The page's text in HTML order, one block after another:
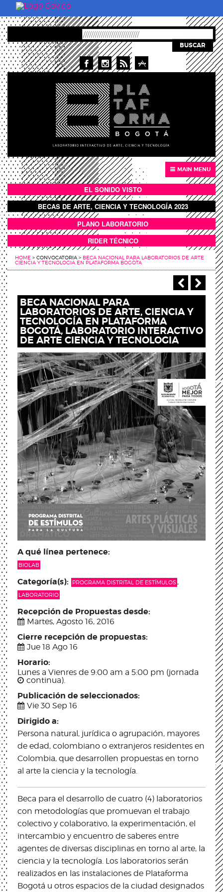
Pasar al contenido principal
BUSCAR
MAIN MENU
BOTÓN SONIDO VISTO
EL SONIDO VISTO
BOTON DOMO LLENO
BECAS DE ARTE, CIENCIA Y TECNOLOGÍA 2023
ANEXOS
PLANO LABORATORIO
RIDER TÉCNICO
HOME > CONVOCATORIA > BECA NACIONAL PARA LABORATORIOS DE ARTE
CIENCIA Y TECNOLOGIA EN PLATAFORMA BOGOTA
‹
BECA NACIONAL PARA
LABORATORIOS DE ARTE, CIENCIA Y
TECNOLOGÍA EN PLATAFORMA
BOGOTÁ, LABORATORIO INTERACTIVO
DE ARTE CIENCIA Y TECNOLOGIA
A qué línea pertenece:
BIOLAB
Categoría(s): PROGRAMA DISTRITAL DE ESTÍMULOS ,
LABORATORIO
Recepción de Propuestas desde:
Martes, Agosto 16, 2016
Cierre recepción de propuestas:
Jue 18 Ago 16
Horario:
Lunes a Vienres de 9:00 am a 5:00 pm (jornada
continua).
Publicación de seleccionados:
Vie 30 Sep 16
Dirigido a:
Persona natural, jurídica o agrupación, mayores
de edad, colombiano o extranjeros residentes en
Colombia, que desarrollen propuestas en torno
al arte la ciencia y la tecnología.
Beca para el desarrollo de cuatro (4) laboratorios
con metodologías que promuevan el trabajo
colectivo y colaborativo, la experimentación, el
intercambio y encuentro de saberes entre
agentes de diversas disciplinas en torno al arte, la
ciencia y la tecnología. Los laboratorios serán
realizados en las instalaciones de Plataforma
Bogotá u otros espacios de la ciudad designados